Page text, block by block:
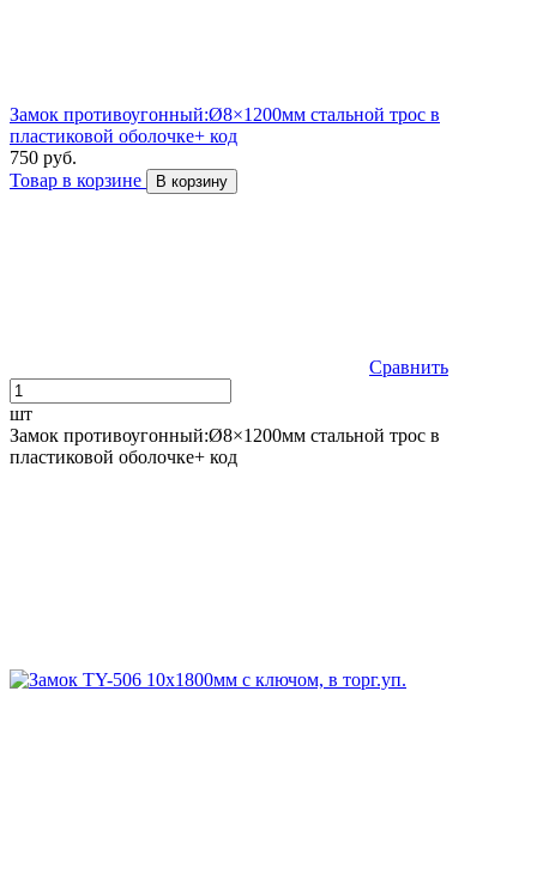
Замок противоугонный:Ø8×1200мм стальной трос в
пластиковой оболочке+ код
750 руб.
Товар в корзине
В корзину
Сравнить
шт
Замок противоугонный:Ø8×1200мм стальной трос в
пластиковой оболочке+ код